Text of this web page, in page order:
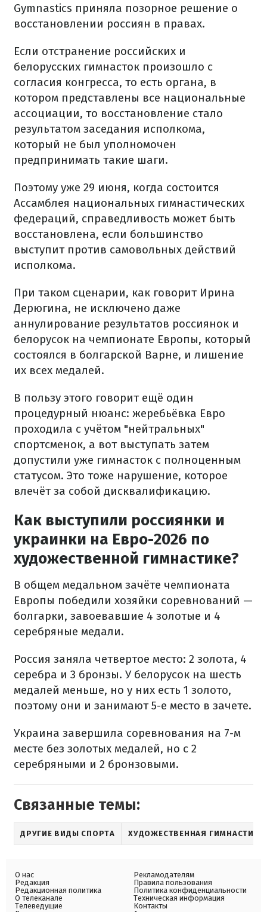
Gymnastics приняла позорное решение о
восстановлении россиян в правах.
Если отстранение российских и
белорусских гимнасток произошло с
согласия конгресса, то есть органа, в
котором представлены все национальные
ассоциации, то восстановление стало
результатом заседания исполкома,
который не был уполномочен
предпринимать такие шаги.
Поэтому уже 29 июня, когда состоится
Ассамблея национальных гимнастических
федераций, справедливость может быть
восстановлена, если большинство
выступит против самовольных действий
исполкома.
При таком сценарии, как говорит Ирина
Дерюгина, не исключено даже
аннулирование результатов россиянок и
белорусок на чемпионате Европы, который
состоялся в болгарской Варне, и лишение
их всех медалей.
В пользу этого говорит ещё один
процедурный нюанс: жеребьёвка Евро
проходила с учётом "нейтральных"
спортсменок, а вот выступать затем
допустили уже гимнасток с полноценным
статусом. Это тоже нарушение, которое
влечёт за собой дисквалификацию.
Как выступили россиянки и
украинки на Евро-2026 по
художественной гимнастике?
В общем медальном зачёте чемпионата
Европы победили хозяйки соревнований —
болгарки, завоевавшие 4 золотые и 4
серебряные медали.
Россия заняла четвертое место: 2 золота, 4
серебра и 3 бронзы. У белорусок на шесть
медалей меньше, но у них есть 1 золото,
поэтому они и занимают 5-е место в зачете.
Украина завершила соревнования на 7-м
месте без золотых медалей, но с 2
серебряными и 2 бронзовыми.
Связанные темы:
ДРУГИЕ ВИДЫ СПОРТА ХУДОЖЕСТВЕННАЯ ГИМНАСТИКА
О нас
Редакция
Редакционная политика
О телеканале
Телеведущие
Рекламодателям
Правила пользования
Политика конфиденциальности
Техническая информация
Контакты